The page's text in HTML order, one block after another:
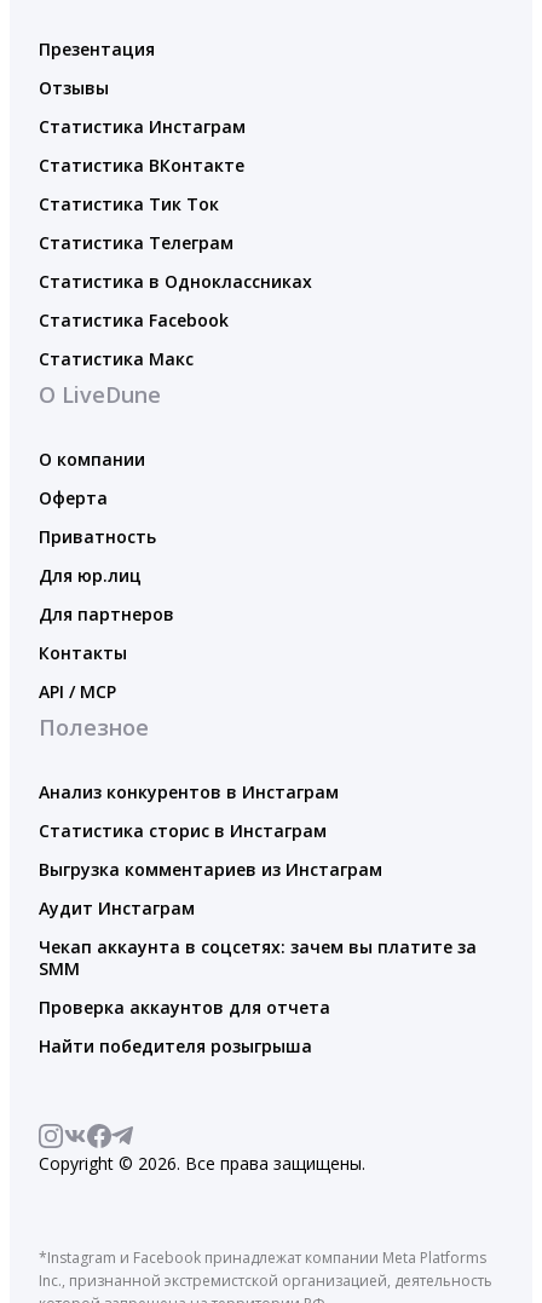
Презентация
Отзывы
Статистика Инстаграм
Статистика ВКонтакте
Статистика Тик Ток
Статистика Телеграм
Статистика в Одноклассниках
Статистика Facebook
Статистика Макс
О LiveDune
О компании
Оферта
Приватность
Для юр.лиц
Для партнеров
Контакты
API / MCP
Полезное
Анализ конкурентов в Инстаграм
Статистика сторис в Инстаграм
Выгрузка комментариев из Инстаграм
Аудит Инстаграм
Чекап аккаунта в соцсетях: зачем вы платите за
SMM
Проверка аккаунтов для отчета
Найти победителя розыгрыша
Copyright © 2026. Все права защищены.
*Instagram и Facebook принадлежат компании Meta Platforms
Inc., признанной экстремистской организацией, деятельность